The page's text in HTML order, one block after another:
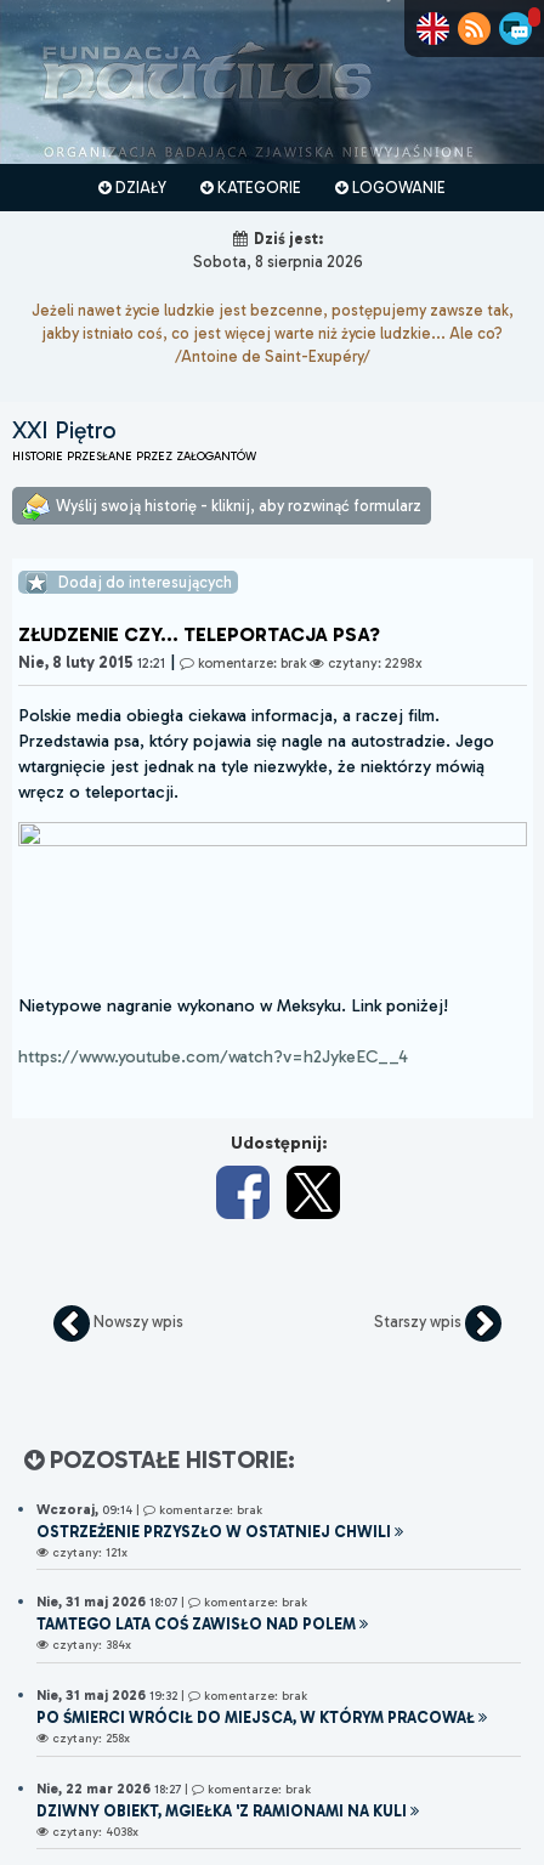
DZIAŁY KATEGORIE LOGOWANIE
Dziś jest:
Sobota, 8 sierpnia 2026
Jeżeli nawet życie ludzkie jest bezcenne, postępujemy zawsze tak,
jakby istniało coś, co jest więcej warte niż życie ludzkie... Ale co?
/Antoine de Saint-Exupéry/
XXI Piętro
HISTORIE PRZESŁANE PRZEZ ZAŁOGANTÓW
Wyślij swoją historię - kliknij, aby rozwinąć formularz
Dodaj do interesujących
ZŁUDZENIE CZY... TELEPORTACJA PSA?
Nie, 8 luty 2015 12:21 komentarze: brak czytany: 2298x
Polskie media obiegła ciekawa informacja, a raczej film.
Przedstawia psa, który pojawia się nagle na autostradzie. Jego
wtargnięcie jest jednak na tyle niezwykłe, że niektórzy mówią
wręcz o teleportacji.
Nietypowe nagranie wykonano w Meksyku. Link poniżej!
https://www.youtube.com/watch?v=h2JykeEC__4
Udostępnij:
Nowszy wpis Starszy wpis
POZOSTAŁE HISTORIE:
Wczoraj, 09:14 | komentarze: brak
OSTRZEŻENIE PRZYSZŁO W OSTATNIEJ CHWILI
czytany: 121x
Nie, 31 maj 2026 18:07 komentarze: brak
TAMTEGO LATA COŚ ZAWISŁO NAD POLEM
czytany: 384x
Nie, 31 maj 2026 19:32 komentarze: brak
PO ŚMIERCI WRÓCIŁ DO MIEJSCA, W KTÓRYM PRACOWAŁ
czytany: 258x
Nie, 22 mar 2026 18:27 | komentarze: brak
DZIWNY OBIEKT, MGIEŁKA 'Z RAMIONAMI NA KULI
czytany: 4038x